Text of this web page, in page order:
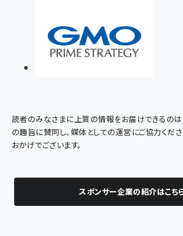
読者のみなさまに上質の情報をお届けできるの
の趣旨に賛同し、媒体としての運営にご協力くだ
おかげでございます。
スポンサー企業の紹介はこち